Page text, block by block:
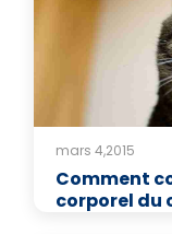
mars 4,2015
Comment
corporel du